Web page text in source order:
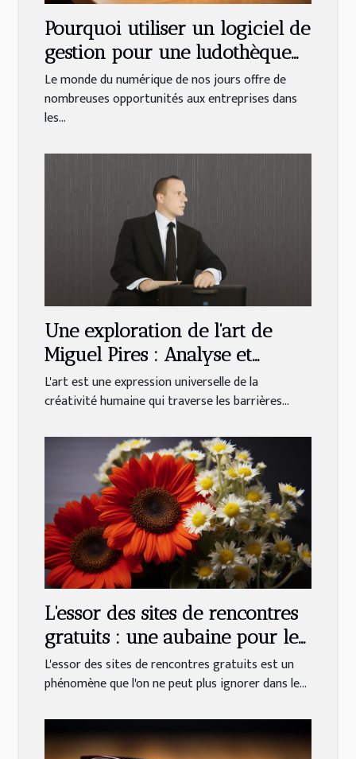
Pourquoi utiliser un logiciel de
gestion pour une ludothèque
et une médiathèque ?
Le monde du numérique de nos jours offre de
nombreuses opportunités aux entreprises dans
les...
Une exploration de l'art de
Miguel Pires : Analyse et
interprétation
L'art est une expression universelle de la
créativité humaine qui traverse les barrières...
L'essor des sites de rencontres
gratuits : une aubaine pour les
célibataires
L'essor des sites de rencontres gratuits est un
phénomène que l'on ne peut plus ignorer dans le...